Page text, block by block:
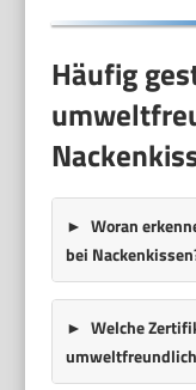
Häufig
Woran
bei
Welche